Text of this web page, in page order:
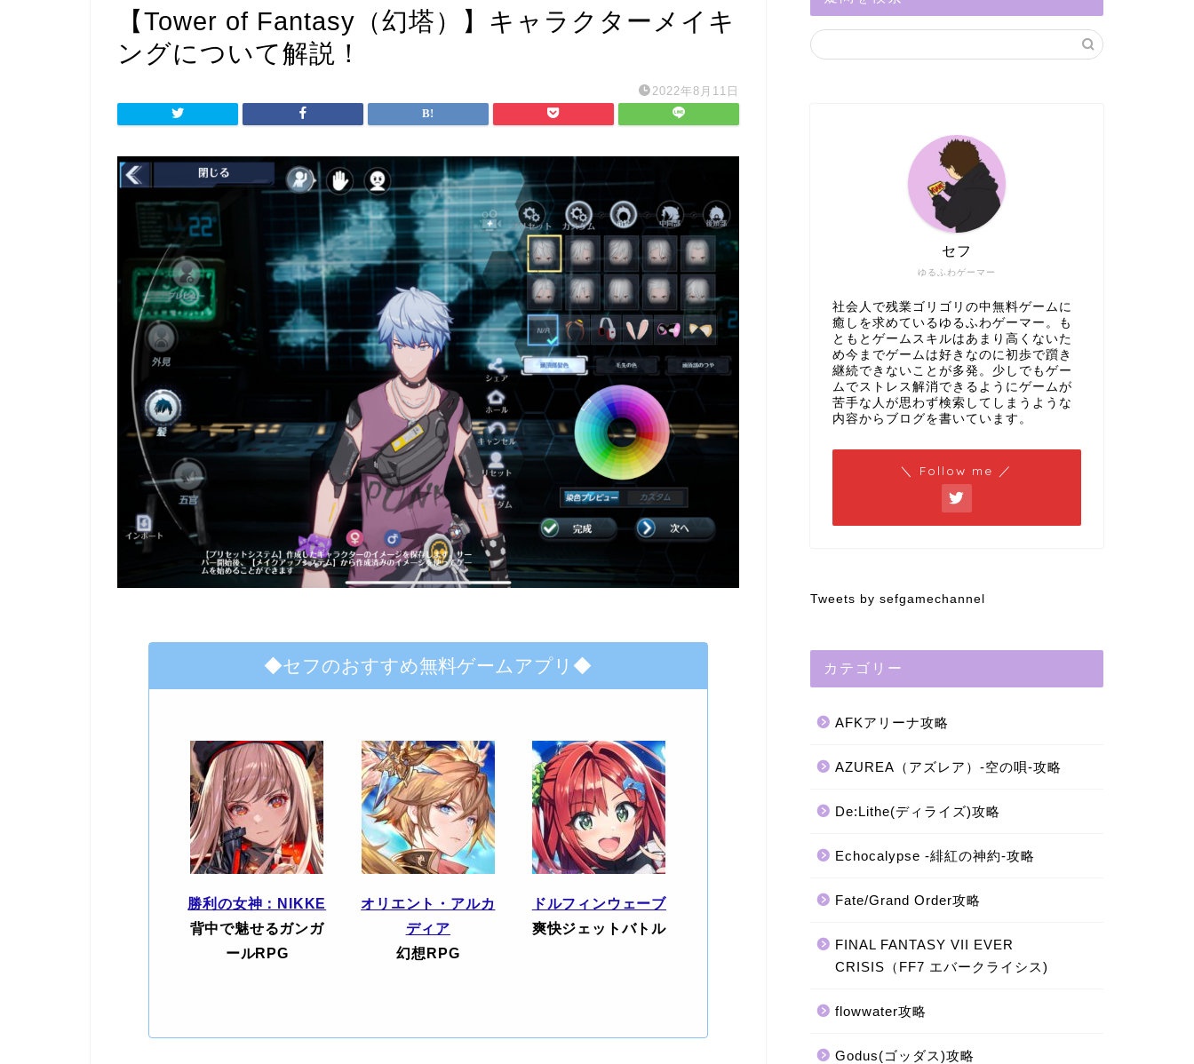
【Tower of Fantasy（幻塔）】キャラクターメイキ
ングについて解説！
2022年8月11日
◆セフのおすすめ無料ゲームアプリ◆
勝利の女神：NIKKE
背中で魅せるガンガ
ールRPG
オリエント・アルカ
ディア
幻想RPG
ドルフィンウェーブ
爽快ジェットバトル
ゆるふわゲーマー
セフ
社会人で残業ゴリゴリの中無料ゲームに
癒しを求めているゆるふわゲーマー。も
ともとゲームスキルはあまり高くないた
め今までゲームは好きなのに初歩で躓き
継続できないことが多発。少しでもゲー
ムでストレス解消できるようにゲームが
苦手な人が思わず検索してしまうような
内容からブログを書いています。
＼ Follow me ／
Tweets by sefgamechannel
カテゴリー
AFKアリーナ攻略
AZUREA（アズレア）-空の唄-攻略
De:Lithe(ディライズ)攻略
Echocalypse -緋紅の神約-攻略
Fate/Grand Order攻略
FINAL FANTASY VII EVER
CRISIS（FF7 エバークライシス)
flowwater攻略
Godus(ゴッダス)攻略